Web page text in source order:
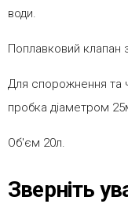
води.
Поплавковий
Для спорожнення та
пробка діаметром
Об'єм 20л.
Зверніть